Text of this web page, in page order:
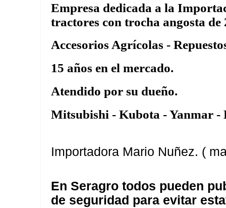
Empresa dedicada a la
tractores con trocha angosta de
Accesorios Agrícolas -
15 años en el mercado.
Atendido por su dueño.
Mitsubishi - Kubota - Yanmar -
Importadora Mario Nuñez. (
En Seragro todos pueden
de seguridad para evitar